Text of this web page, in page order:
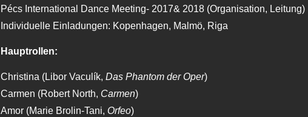
Pécs International Dance Meeting- 2017& 2018 (Organisation, Leitung)
Individuelle Einladungen: Kopenhagen, Malmö, Riga
Hauptrollen:
Christina (Libor Vaculík, Das Phantom der Oper)
Carmen (Robert North, Carmen)
Amor (Marie Brolin-Tani, Orfeo)